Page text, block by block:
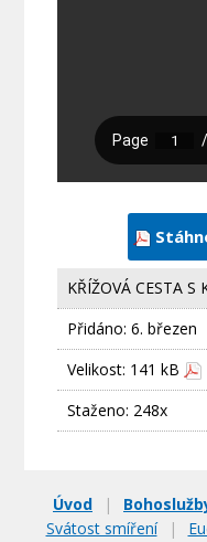
KŘÍŽOVÁ CESTA
Přidáno:6. březen
Velikost: 141 kB
Staženo: 248x
Úvod |
Svátost smíření
|